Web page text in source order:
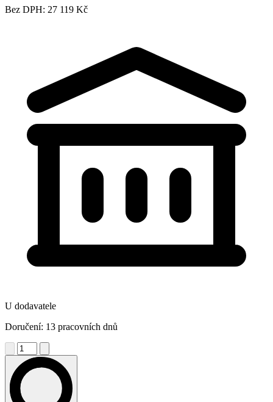
Bez DPH: 27 119 Kč
U dodavatele
Doručení: 13 pracovních dnů